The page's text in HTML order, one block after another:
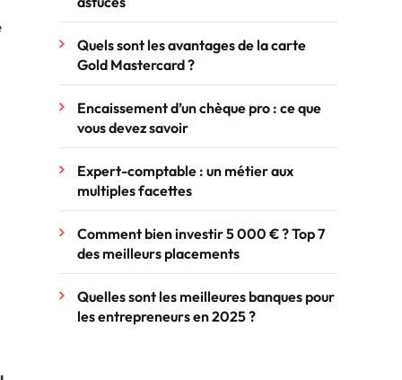
Quels sont les avantages de la carte
Gold Mastercard ?
Encaissement d’un chèque pro : ce que
vous devez savoir
Expert-comptable : un métier aux
multiples facettes
Comment bien investir 5 000 € ? Top 7
des meilleurs placements
Quelles sont les meilleures banques pour
les entrepreneurs en 2025 ?